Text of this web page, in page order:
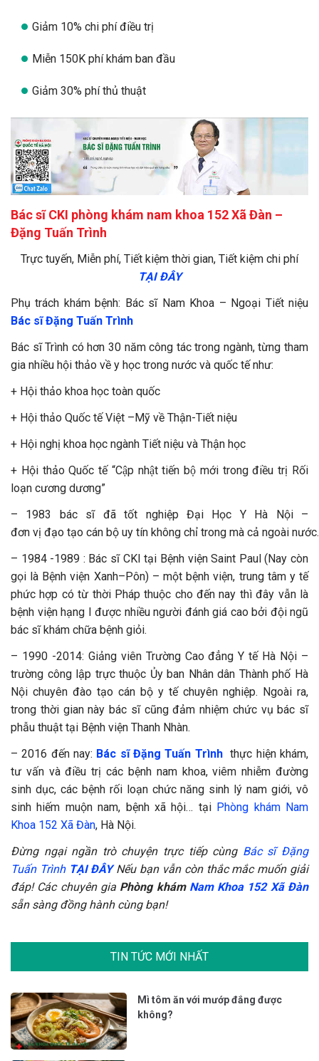
Giảm 10% chi phí điều trị
Miễn 150K phí khám ban đầu
Giảm 30% phí thủ thuật
Bác sĩ CKI phòng khám nam khoa 152 Xã Đàn –
Đặng Tuấn Trình
Trực tuyến, Miễn phí, Tiết kiệm thời gian, Tiết kiệm chi phí
TẠI ĐÂY
Phụ trách khám bệnh: Bác sĩ Nam Khoa – Ngoại Tiết niệu
Bác sĩ Đặng Tuấn Trình
Bác sĩ Trình có hơn 30 năm công tác trong ngành, từng tham
gia nhiều hội thảo về y học trong nước và quốc tế như:
+ Hội thảo khoa học toàn quốc
+ Hội thảo Quốc tế Việt –Mỹ về Thận-Tiết niệu
+ Hội nghị khoa học ngành Tiết niệu và Thận học
+ Hội thảo Quốc tế “Cập nhật tiến bộ mới trong điều trị Rối
loạn cương dương”
– 1983 bác sĩ đã tốt nghiệp Đại Học Y Hà Nội–
đơn vị đạo tạo cán bộ uy tín không chỉ trong mà cả ngoài nước.
– 1984 -1989 : Bác sĩ CKI tại Bệnh viện Saint Paul (Nay còn
gọi là Bệnh viện Xanh–Pôn) – một bệnh viện, trung tâm y tế
phức hợp có từ thời Pháp thuộc cho đến nay thì đây vẫn là
bệnh viện hạng I được nhiều người đánh giá cao bởi đội ngũ
bác sĩ khám chữa bệnh giỏi.
– 1990 -2014: Giảng viên Trường Cao đẳng Y tế Hà Nội –
trường công lập trực thuộc Ủy ban Nhân dân Thành phố Hà
Nội chuyên đào tạo cán bộ y tế chuyên nghiệp. Ngoài ra,
trong thời gian này bác sĩ cũng đảm nhiệm chức vụ bác sĩ
phẫu thuật tại Bệnh viện Thanh Nhàn.
– 2016 đến nay: Bác sĩ Đặng Tuấn Trìnhthực hiện khám,
tư vấn và điều trị các bệnh nam khoa, viêm nhiễm đường
sinh dục, các bệnh rối loạn chức năng sinh lý nam giới, vô
sinh hiếm muộn nam, bệnh xã hội… tại Phòng khám Nam
Khoa 152 Xã Đàn, Hà Nội.
Đừng ngại ngần trò chuyện trực tiếp cùng Bác sĩ Đặng
Tuấn Trình TẠI ĐÂYNếu bạn vẫn còn thắc mắc muốn giải
đáp! Các chuyên gia Phòng khám Nam Khoa 152 Xã Đàn
sẵn sàng đồng hành cùng bạn!
TIN TỨC MỚI NHẤT
Mì tôm ăn với mướp đắng được
không?